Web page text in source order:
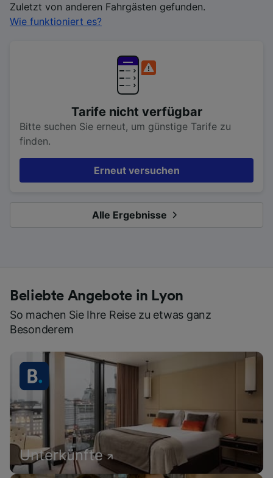
Zuletzt von anderen Fahrgästen gefunden.
Wie funktioniert es?
Tarife nicht verfügbar
Bitte suchen Sie erneut, um günstige Tarife zu
finden.
Erneut versuchen
Alle Ergebnisse
Beliebte Angebote in Lyon
So machen Sie Ihre Reise zu etwas ganz
Besonderem
Unterkünfte